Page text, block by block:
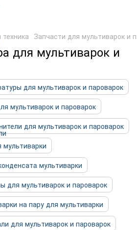
Запчасти для мультиварок и
для мультиварок и
для мультиварок и пароварок
мультиварок и пароварок
для мультиварок и пароварок
мультиварки
для мультиварок и пароварок
на пару для мультиварки
для мультиварок и пароварок